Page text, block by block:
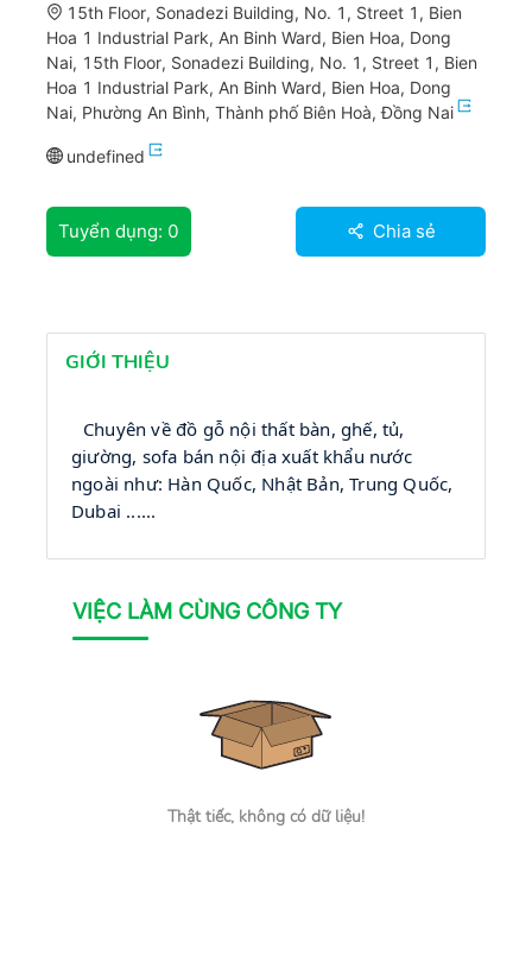
15th Floor, Sonadezi Building, No. 1, Street 1, Bien
Hoa 1 Industrial Park, An Binh Ward, Bien Hoa, Dong
Nai, 15th Floor, Sonadezi Building, No. 1, Street 1, Bien
Hoa 1 Industrial Park, An Binh Ward, Bien Hoa, Dong
Nai, Phường An Bình, Thành phố Biên Hoà, Đồng Nai
undefined
Tuyển dụng: 0 Chia sẻ
GIỚI THIỆU
Chuyên về đồ gỗ nội thất bàn, ghế, tủ,
giường, sofa bán nội địa xuất khẩu nước
ngoài như: Hàn Quốc, Nhật Bản, Trung Quốc,
Dubai ......
VIỆC LÀM CÙNG CÔNG TY
Thật tiếc, không có dữ liệu!